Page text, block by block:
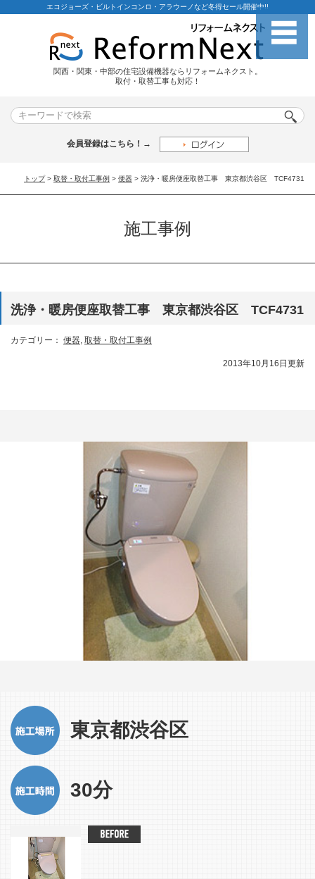
エコジョーズ・ビルトインコンロ・アラウーノなど冬得セール開催中!!
関西・関東・中部の住宅設備機器ならリフォームネクスト。
取付・取替工事も対応！
会員登録はこちら！→
トップ > 取替・取付工事例 > 便器 > 洗浄・暖房便座取替工事 東京都渋谷区 TCF4731
施工事例
洗浄・暖房便座取替工事 東京都渋谷区 TCF4731
カテゴリー： 便器, 取替・取付工事例
2013年10月16日更新
東京都渋谷区
30分